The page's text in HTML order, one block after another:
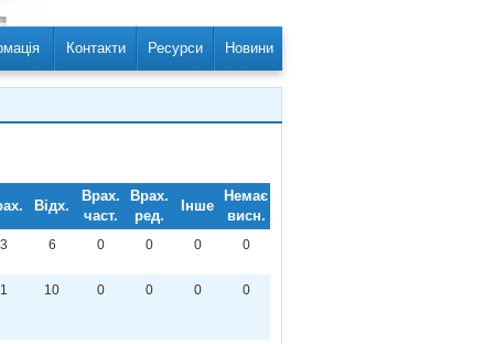
Контакти Ресурси Новини
Відх.
Врах.
част.
Врах.
ред.
Інше
Немає
висн.
3 6 0 0 0 0
1 10 0 0 0 0